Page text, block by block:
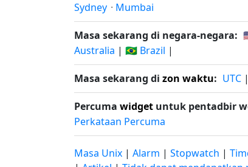
Sydney · Mumbai
Masa sekarang di negara-negara:
Australia | 🇧🇷 Brazil |
Masa sekarang di zon waktu: UTC |
Percuma widget untuk pentadbir
Perkataan Percuma
Masa Unix | Alarm | Stopwatch |